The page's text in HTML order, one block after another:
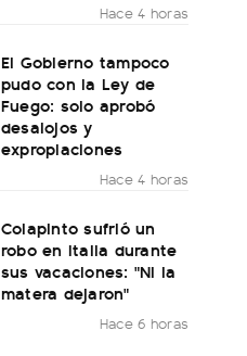
Hace 4 horas
El Gobierno tampoco
pudo con la Ley de
Fuego: solo aprobó
desalojos y
expropiaciones
Hace 4 horas
Colapinto sufrió un
robo en Italia durante
sus vacaciones: "Ni la
matera dejaron"
Hace 6 horas